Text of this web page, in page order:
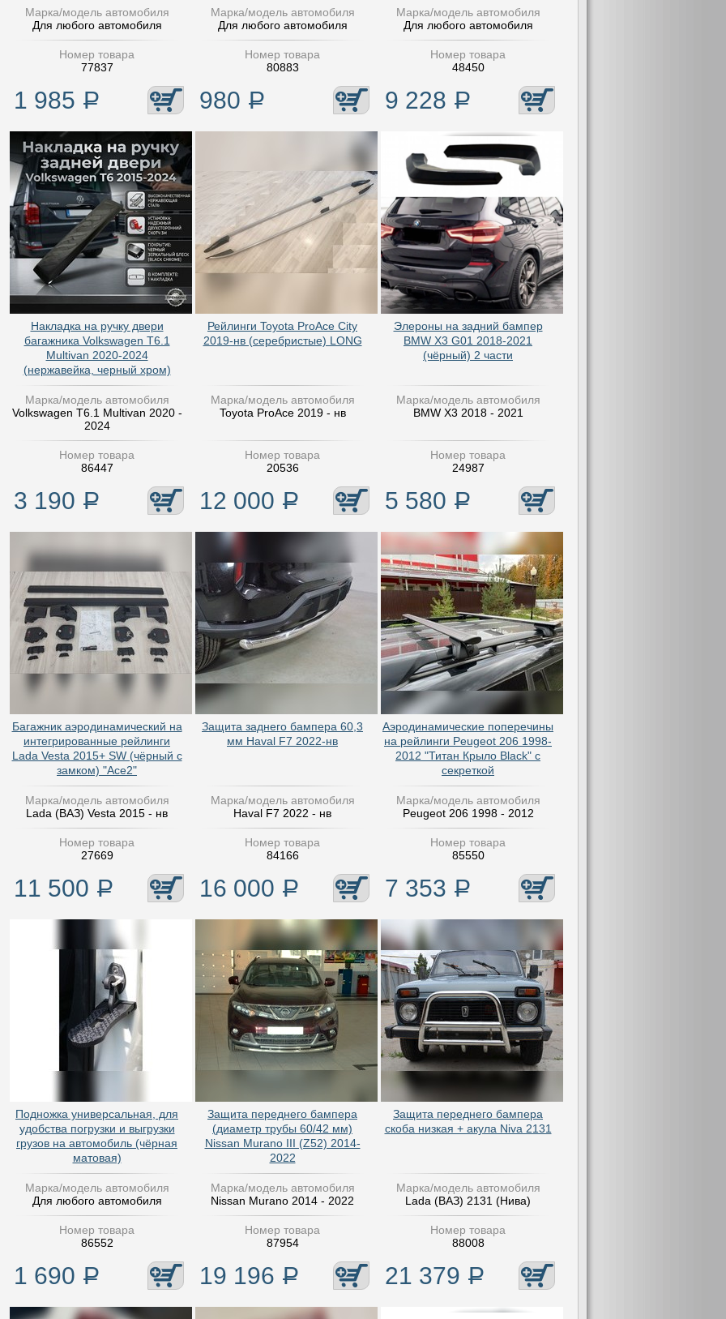
Марка/модель автомобиля
Для любого автомобиля
Номер товара
77837
1 985 Р
Марка/модель автомобиля
Для любого автомобиля
Номер товара
80883
980 Р
Марка/модель автомобиля
Для любого автомобиля
Номер товара
48450
9 228 Р
Накладка на ручку двери
багажника Volkswagen T6.1
Multivan 2020-2024
(нержавейка, черный хром)
Марка/модель автомобиля
Volkswagen T6.1 Multivan 2020 -
2024
Номер товара
86447
3 190 Р
Рейлинги Toyota ProAce City
2019-нв (серебристые) LONG
Марка/модель автомобиля
Toyota ProAce 2019 - нв
Номер товара
20536
12 000 Р
Элероны на задний бампер
BMW X3 G01 2018-2021
(чёрный) 2 части
Марка/модель автомобиля
BMW X3 2018 - 2021
Номер товара
24987
5 580 Р
Багажник аэродинамический на
интегрированные рейлинги
Lada Vesta 2015+ SW (чёрный с
замком) "Ace2"
Марка/модель автомобиля
Lada (ВАЗ) Vesta 2015 - нв
Номер товара
27669
11 500 Р
Защита заднего бампера 60,3
мм Haval F7 2022-нв
Марка/модель автомобиля
Haval F7 2022 - нв
Номер товара
84166
16 000 Р
Аэродинамические поперечины
на рейлинги Peugeot 206 1998-
2012 "Титан Крыло Black" с
секреткой
Марка/модель автомобиля
Peugeot 206 1998 - 2012
Номер товара
85550
7 353 Р
Подножка универсальная, для
удобства погрузки и выгрузки
грузов на автомобиль (чёрная
матовая)
Марка/модель автомобиля
Для любого автомобиля
Номер товара
86552
1 690 Р
Защита переднего бампера
(диаметр трубы 60/42 мм)
Nissan Murano III (Z52) 2014-
2022
Марка/модель автомобиля
Nissan Murano 2014 - 2022
Номер товара
87954
19 196 Р
Защита переднего бампера
скоба низкая + акула Niva 2131
Марка/модель автомобиля
Lada (ВАЗ) 2131 (Нива)
Номер товара
88008
21 379 Р